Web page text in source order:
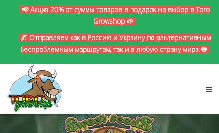
📢 Акция 20% от суммы товаров в подарок на выбор в Toro
Growshop 🌱
🌌 Отправляем как в Россию и Украину по альтернативным
беспроблемным маршрутам, так и в любую страну мира. 🌐